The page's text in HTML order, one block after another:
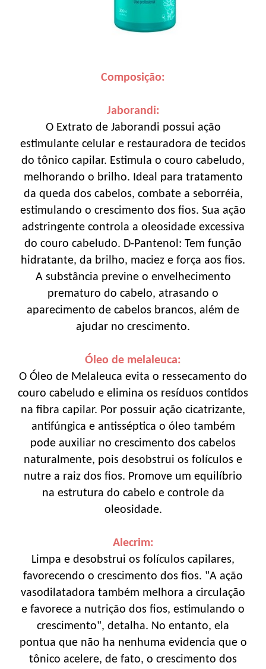
Composição:
Jaborandi:
O Extrato de Jaborandi possui ação
estimulante celular e restauradora de tecidos
do tônico capilar. Estimula o couro cabeludo,
melhorando o brilho. Ideal para tratamento
da queda dos cabelos, combate a seborréia,
estimulando o crescimento dos fios. Sua ação
adstringente controla a oleosidade excessiva
do couro cabeludo. D-Pantenol: Tem função
hidratante, da brilho, maciez e força aos fios.
A substância previne o envelhecimento
prematuro do cabelo, atrasando o
aparecimento de cabelos brancos, além de
ajudar no crescimento.
Óleo de melaleuca:
O Óleo de Melaleuca evita o ressecamento do
couro cabeludo e elimina os resíduos contidos
na fibra capilar. Por possuir ação cicatrizante,
antifúngica e antisséptica o óleo também
pode auxiliar no crescimento dos cabelos
naturalmente, pois desobstrui os folículos e
nutre a raiz dos fios. Promove um equilíbrio
na estrutura do cabelo e controle da
oleosidade.
Alecrim:
Limpa e desobstrui os folículos capilares,
favorecendo o crescimento dos fios. "A ação
vasodilatadora também melhora a circulação
e favorece a nutrição dos fios, estimulando o
crescimento", detalha. No entanto, ela
pontua que não ha nenhuma evidencia que o
tônico acelere, de fato, o crescimento dos